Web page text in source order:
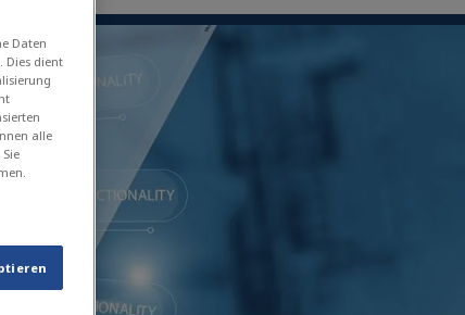
Daten
Dies dient
alle